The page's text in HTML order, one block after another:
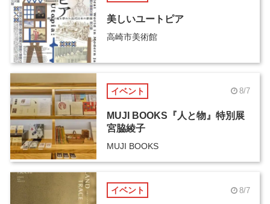
美しいユートピア
高崎市美術館
イベント 8/7
MUJI BOOKS『人と物』特別展
宮脇綾子
MUJI BOOKS
イベント 8/7